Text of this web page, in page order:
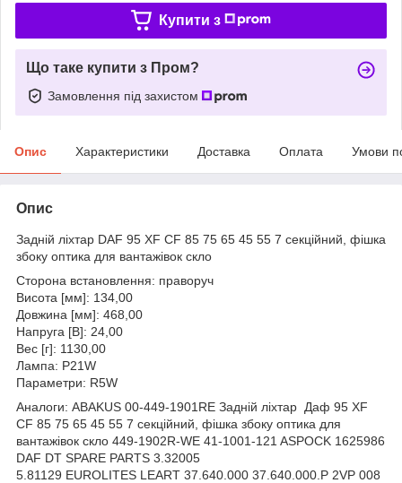
Купити з
Що таке купити з Пром?
Замовлення під захистом
Опис Характеристики Доставка Оплата Умови
Опис
Задній ліхтар DAF 95 XF СF 85 75 65 45 55 7 секційний, фішка
збоку оптика для вантажівок скло
Сторона встановлення: праворуч
Висота [мм]: 134,00
Довжина [мм]: 468,00
Напруга [В]: 24,00
Вес [г]: 1130,00
Лампа: P21W
Параметри: R5W
Аналоги: ABAKUS 00-449-1901RE Задній ліхтар Даф 95 XF
СF 85 75 65 45 55 7 секційний, фішка збоку оптика для
вантажівок скло 449-1902R-WE 41-1001-121 ASPOCK 1625986
DAF DT SPARE PARTS 3.32005
5.81129 EUROLITES LEART 37.640.000 37.640.000.P 2VP 008